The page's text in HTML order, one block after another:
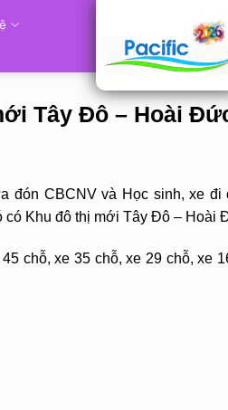
Tây Đô – Hoài
đón CBCNV và Học sinh, xe đi
có Khu đô thị mới Tây Đô – Hoài
chỗ, xe 35 chỗ, xe 29 chỗ, xe